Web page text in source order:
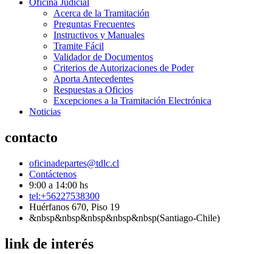
Oficina Judicial
Acerca de la Tramitación
Preguntas Frecuentes
Instructivos y Manuales
Tramite Fácil
Validador de Documentos
Criterios de Autorizaciones de Poder
Aporta Antecedentes
Respuestas a Oficios
Excepciones a la Tramitación Electrónica
Noticias
contacto
oficinadepartes@tdlc.cl
Contáctenos
9:00 a 14:00 hs
tel:+56227538300
Huérfanos 670, Piso 19
&nbsp&nbsp&nbsp&nbsp&nbsp(Santiago-Chile)
link de interés